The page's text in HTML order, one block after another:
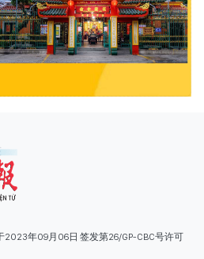
年09月06日 签发第26/GP-CBC号许可
霜、张德义、范氏云英、杨文光、阮德显、
434号